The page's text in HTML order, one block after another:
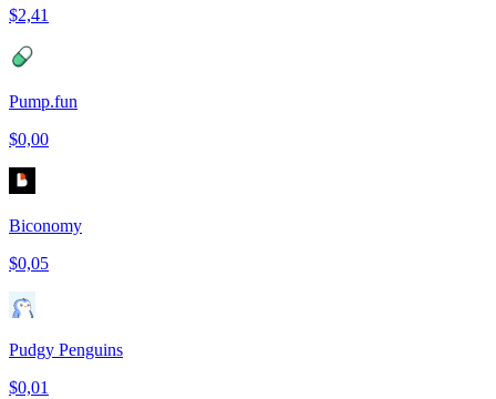
$2,41
Pump.fun
$0,00
Biconomy
$0,05
Pudgy Penguins
$0,01